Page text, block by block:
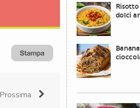
Prossima
dolci